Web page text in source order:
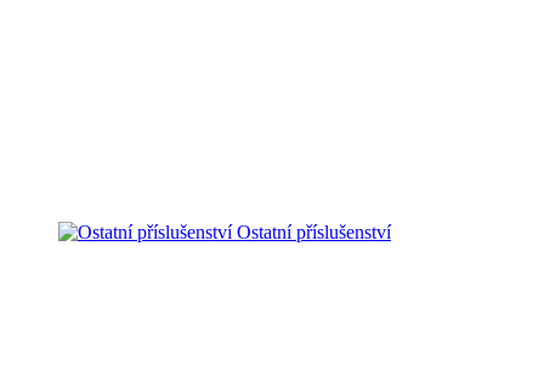
Ostatní příslušenství